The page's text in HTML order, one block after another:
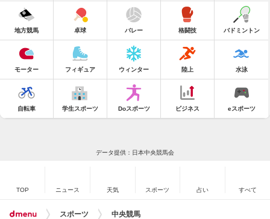
地方競馬 卓球 バレー 格闘技 バドミントン
モーター フィギュア ウィンター 陸上 水泳
自転車 学生スポーツ Doスポーツ ビジネス eスポーツ
データ提供：日本中央競馬会
TOP ニュース 天気 スポーツ 占い すべて
スポーツ 中央競馬